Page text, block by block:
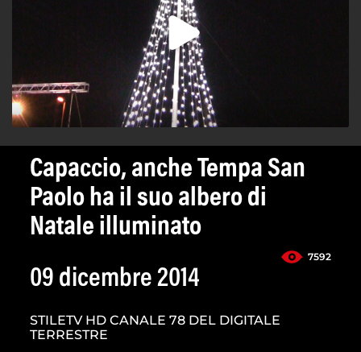
Capaccio, anche Tempa San
Paolo ha il suo albero di
Natale illuminato
7592
09 dicembre 2014
STILETV HD CANALE 78 DEL DIGITALE
TERRESTRE